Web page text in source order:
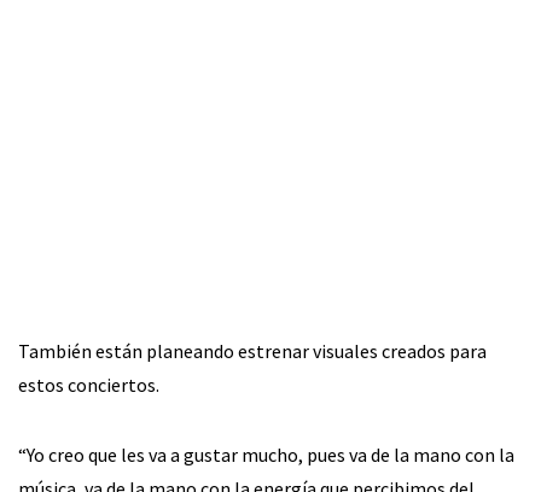
También están planeando estrenar visuales creados para
estos conciertos.
“Yo creo que les va a gustar mucho, pues va de la mano con la